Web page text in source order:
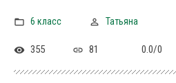
6 класс Татьяна
355 81 0.0/0